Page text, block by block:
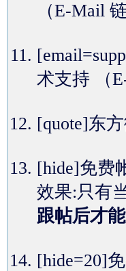
（E-Mail
术支持 （
[quote]东
[hide]免费
效果:只有
跟帖后才
[hide=20]